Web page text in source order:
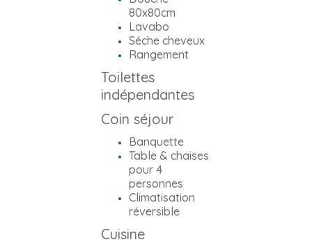
80x80cm
Lavabo
Séche cheveux
Rangement
Toilettes
indépendantes
Coin séjour
Banquette
Table & chaises
pour 4
personnes
Climatisation
réversible
Cuisine